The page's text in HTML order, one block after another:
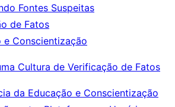
Fontes Suspeitas
de Fatos
e Conscientização
Cultura de Verificação de Fatos
da Educação e Conscientização